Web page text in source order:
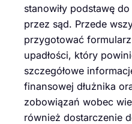
stanowiły podstawę
przez sąd. Przede
przygotować
upadłości, który
szczegółowe
finansowej dłużnika
zobowiązań wobec
również dostarczenie